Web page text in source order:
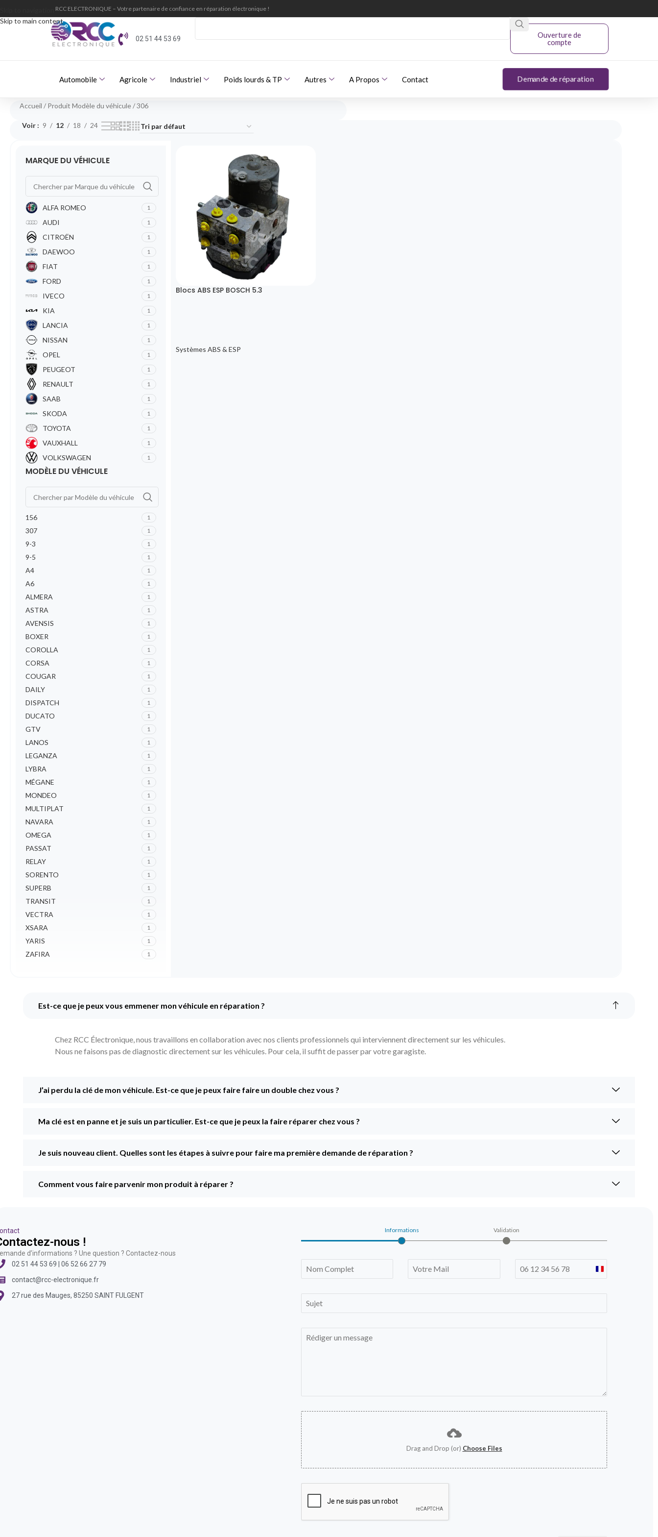
Skip to main content
RCC ELECTRONIQUE – Votre partenaire de confiance en réparation électronique !
02 51 44 53 69
Ouverture de
compte
Automobile Agricole Industriel Poids lourds & TP Autres A Propos Contact Demande de réparation
Accueil Produit Modèle du véhicule 306
Voir 9 12 18 24
MARQUE DU VÉHICULE
ALFA ROMEO 1
AUDI 1
CITROËN 1
DAEWOO 1
FIAT 1
FORD 1
IVECO 1
KIA 1
LANCIA 1
NISSAN 1
OPEL 1
PEUGEOT 1
RENAULT 1
SAAB 1
SKODA 1
TOYOTA 1
VAUXHALL 1
VOLKSWAGEN 1
MODÈLE DU VÉHICULE
156 1
307 1
9-3 1
9-5 1
A4 1
A6 1
ALMERA 1
ASTRA 1
AVENSIS 1
BOXER 1
COROLLA 1
CORSA 1
COUGAR 1
DAILY 1
DISPATCH 1
DUCATO 1
GTV 1
LANOS 1
LEGANZA 1
LYBRA 1
MÉGANE 1
MONDEO 1
MULTIPLAT 1
NAVARA 1
OMEGA 1
PASSAT 1
RELAY 1
SORENTO 1
SUPERB 1
TRANSIT 1
VECTRA 1
XSARA 1
YARIS 1
ZAFIRA 1
Blocs ABS ESP BOSCH 5.3
Systèmes ABS & ESP
Est-ce que je peux vous emmener mon véhicule en réparation ?
Chez RCC Électronique, nous travaillons en collaboration avec nos clients professionnels qui interviennent directement sur les véhicules.
Nous ne faisons pas de diagnostic directement sur les véhicules. Pour cela, il suffit de passer par votre garagiste.
J’ai perdu la clé de mon véhicule. Est-ce que je peux faire faire un double chez vous ?
Ma clé est en panne et je suis un particulier. Est-ce que je peux la faire réparer chez vous ?
Je suis nouveau client. Quelles sont les étapes à suivre pour faire ma première demande de réparation ?
Comment vous faire parvenir mon produit à réparer ?
nous !
d’informations ? Une question ? Contactez-nous
02 51 44 53 69 | 06 52 66 27 79
contact@rcc-electronique.fr
27 rue des Mauges, 85250 SAINT FULGENT
Informations Validation
France
Drag and Drop (or) Choose Files